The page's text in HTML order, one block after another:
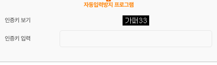
자동입력방지 프로그램
인증키 보기
인증키 입력